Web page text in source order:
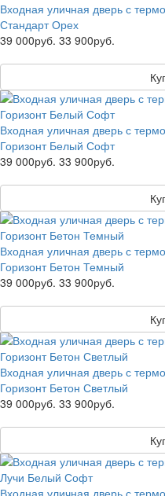
Входная уличная дверь с
Стандарт Орех
39 000руб. 33 900руб.
Входная уличная дверь с
Горизонт Белый Софт
39 000руб. 33 900руб.
Входная уличная дверь с
Горизонт Бетон Темный
39 000руб. 33 900руб.
Входная уличная дверь с
Горизонт Бетон Светлый
39 000руб. 33 900руб.
Входная уличная дверь с